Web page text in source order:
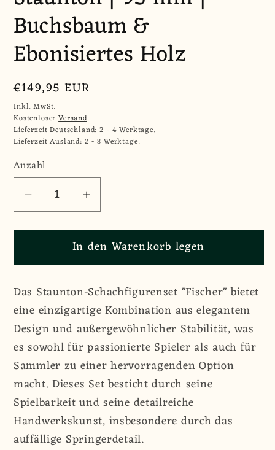
Buchsbaum &
Ebonisiertes Holz
Normaler
Preis
€149,95 EUR
Inkl. MwSt.
KostenloserVersand.
Lieferzeit Deutschland: 2 - 4 Werktage.
Lieferzeit Ausland: 2 - 8 Werktage.
Anzahl
Anzahl
Verringere
die
Menge
Schachfiguren
|
Staunton
|
95
mm
Buchsbaum
&amp;
Ebonisiertes
Holz
Erhöhe
die
Menge
für
Schachfiguren
|
Staunton
|
95
mm
Buchsbaum
&amp;
Ebonisiertes
Holz
In den Warenkorb legen
Das Staunton-Schachfigurenset "Fischer" bietet
eine einzigartige Kombination aus elegantem
Design und außergewöhnlicher Stabilität, was
es sowohl für passionierte Spieler als auch für
Sammler zu einer hervorragenden Option
macht. Dieses Set besticht durch seine
Spielbarkeit und seine detailreiche
Handwerkskunst, insbesondere durch das
auffällige Springerdetail.